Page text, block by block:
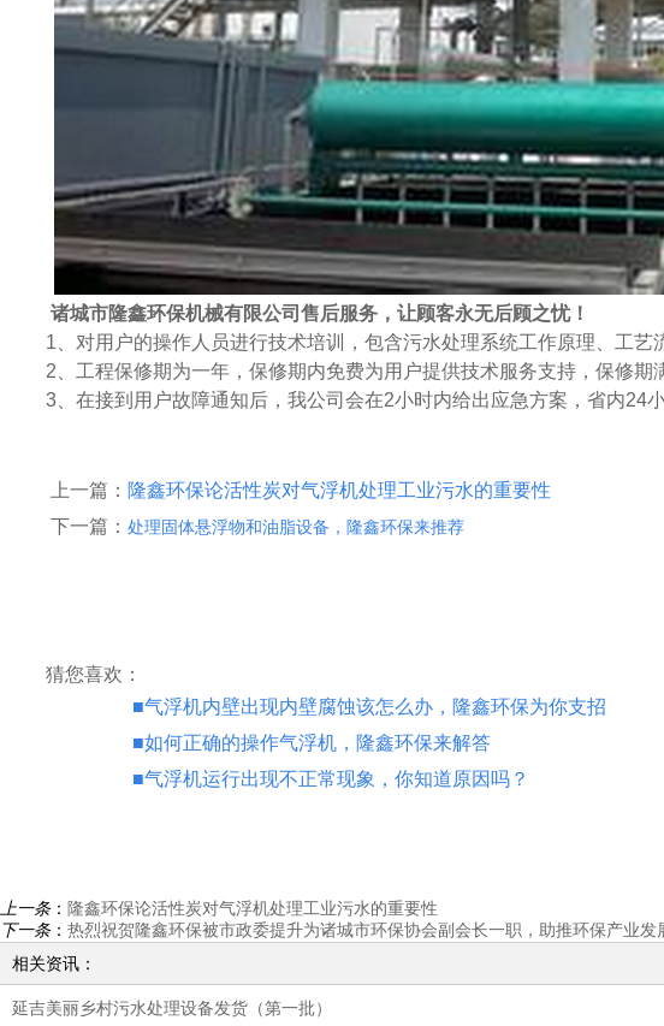
诸城市隆鑫环保机械有限公司售后服务，让顾客永无后顾之忧！
1 、对用户的操作人员进行技术培训，包含污水处理系统工作原理、工
2 、工程保修期为一年，保修期内免费为用户提供技术服务支持，保修
3 、在接到用户故障通知后，我公司会在2小时内给出应急方案，省内24
上一篇： 隆鑫环保论活性炭对气浮机处理工业污水的重要性
下一篇： 处理固体悬浮物和油脂设备，隆鑫环保来推荐
猜您喜欢：
■气浮机内壁出现内壁腐蚀该怎么办，隆鑫环保为你支招
■如何正确的操作气浮机，隆鑫环保来解答
■气浮机运行出现不正常现象，你知道原因吗？
上一条： 隆鑫环保论活性炭对气浮机处理工业污水的重要性
下一条： 热烈祝贺隆鑫环保被市政委提升为诸城市环保协会副会长一职，助推环保产业发
相关资讯：
延吉美丽乡村污水处理设备发货（第一批）